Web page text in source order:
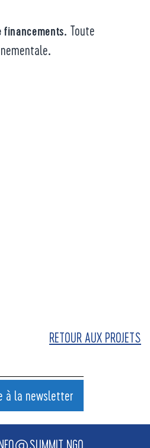
. Toute
RETOUR AUX PROJETS
à la newsletter